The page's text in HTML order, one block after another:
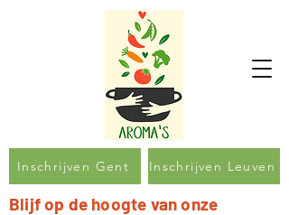
Inschrijven Gent Inschrijven Leuven
Blijf op de hoogte van onze